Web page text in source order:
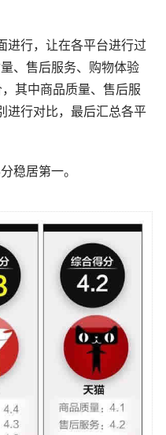
进行，让在各平台进行过
、售后服务、购物体验
其中商品质量、售后服
进行对比，最后汇总各平
稳居第一。